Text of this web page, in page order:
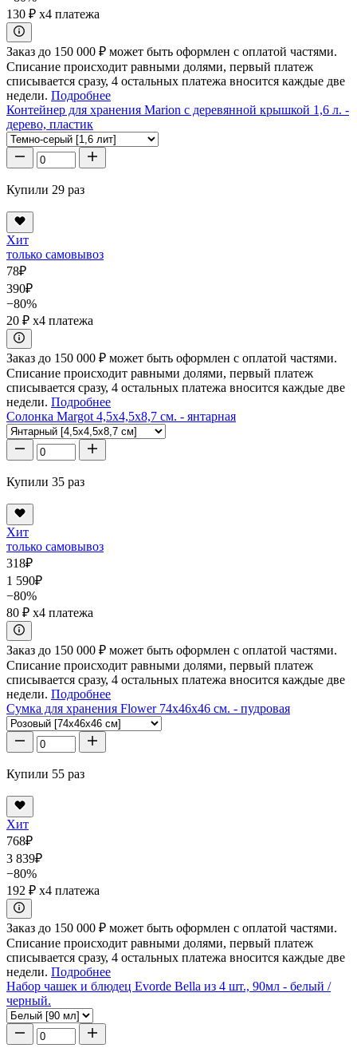
130 ₽ x4 платежа
Заказ до 150 000 ₽ может быть оформлен с оплатой частями.
Списание происходит равными долями, первый платеж
списывается сразу, 4 остальных платежа вносится каждые две
недели. Подробнее
Контейнер для хранения Marion с деревянной крышкой 1,6 л. -
дерево, пластик
Купили 29 раз
Хит
только самовывоз
78₽
390₽
−80%
20 ₽ x4 платежа
Заказ до 150 000 ₽ может быть оформлен с оплатой частями.
Списание происходит равными долями, первый платеж
списывается сразу, 4 остальных платежа вносится каждые две
недели. Подробнее
Солонка Margot 4,5x4,5x8,7 см. - янтарная
Купили 35 раз
Хит
только самовывоз
318₽
1 590₽
−80%
80 ₽ x4 платежа
Заказ до 150 000 ₽ может быть оформлен с оплатой частями.
Списание происходит равными долями, первый платеж
списывается сразу, 4 остальных платежа вносится каждые две
недели. Подробнее
Сумка для хранения Flower 74x46x46 см. - пудровая
Купили 55 раз
Хит
768₽
3 839₽
−80%
192 ₽ x4 платежа
Заказ до 150 000 ₽ может быть оформлен с оплатой частями.
Списание происходит равными долями, первый платеж
списывается сразу, 4 остальных платежа вносится каждые две
недели. Подробнее
Набор чашек и блюдец Evorde Bella из 4 шт., 90мл - белый /
черный.